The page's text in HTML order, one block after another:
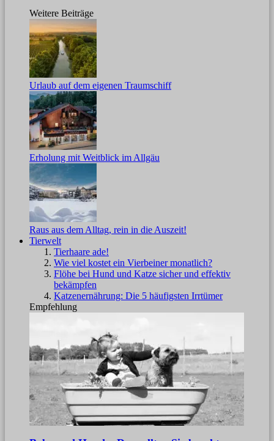
Weitere Beiträge
Urlaub auf dem eigenen Traumschiff
Erholung mit Weitblick im Allgäu
Raus aus dem Alltag, rein in die Auszeit!
Tierwelt
Tierhaare ade!
Wie viel kostet ein Vierbeiner monatlich?
Flöhe bei Hund und Katze sicher und effektiv
bekämpfen
Katzenernährung: Die 5 häufigsten Irrtümer
Empfehlung